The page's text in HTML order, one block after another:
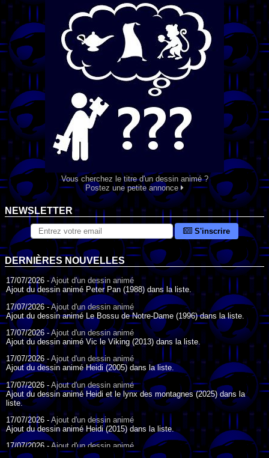
Vous cherchez le titre d'un dessin animé ?
Postez une petite annonce
NEWSLETTER
S'inscrire
DERNIÈRES NOUVELLES
17/07/2026 -Ajout d'un dessin animé
Ajout du dessin animé Peter Pan (1988) dans la liste.
17/07/2026 -Ajout d'un dessin animé
Ajout du dessin animé Le Bossu de Notre-Dame (1996) dans la liste.
17/07/2026 -Ajout d'un dessin animé
Ajout du dessin animé Vic le Viking (2013) dans la liste.
17/07/2026 -Ajout d'un dessin animé
Ajout du dessin animé Heidi (2005) dans la liste.
17/07/2026 - Ajout d'un dessin animé
Ajout du dessin animé Heidi et le lynx des montagnes (2025) dans la
liste.
17/07/2026 - Ajout d'un dessin animé
Ajout du dessin animé Heidi (2015) dans la liste.
17/07/2026 - Ajout d'un dessin animé
Ajout du dessin animé Heidi (1995) dans la liste.